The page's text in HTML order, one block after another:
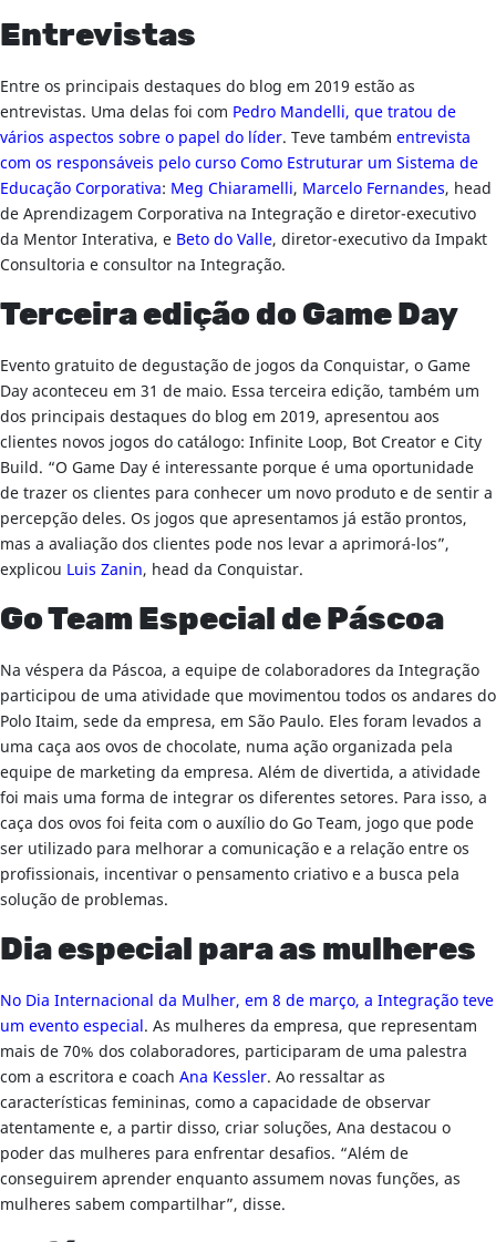
Entrevistas
Entre os principais destaques do blog em 2019 estão as
entrevistas. Uma delas foi com Pedro Mandelli, que tratou de
vários aspectos sobre o papel do líder. Teve também entrevista
com os responsáveis pelo curso Como Estruturar um Sistema de
Educação Corporativa: Meg Chiaramelli, Marcelo Fernandes, head
de Aprendizagem Corporativa na Integração e diretor-executivo
da Mentor Interativa, e Beto do Valle, diretor-executivo da Impakt
Consultoria e consultor na Integração.
Terceira edição do Game Day
Evento gratuito de degustação de jogos da Conquistar, o Game
Day aconteceu em 31 de maio. Essa terceira edição, também um
dos principais destaques do blog em 2019, apresentou aos
clientes novos jogos do catálogo: Infinite Loop, Bot Creator e City
Build. “O Game Day é interessante porque é uma oportunidade
de trazer os clientes para conhecer um novo produto e de sentir a
percepção deles. Os jogos que apresentamos já estão prontos,
mas a avaliação dos clientes pode nos levar a aprimorá-los”,
explicou Luis Zanin, head da Conquistar.
Go Team Especial de Páscoa
Na véspera da Páscoa, a equipe de colaboradores da Integração
participou de uma atividade que movimentou todos os andares do
Polo Itaim, sede da empresa, em São Paulo. Eles foram levados a
uma caça aos ovos de chocolate, numa ação organizada pela
equipe de marketing da empresa. Além de divertida, a atividade
foi mais uma forma de integrar os diferentes setores. Para isso, a
caça dos ovos foi feita com o auxílio do Go Team, jogo que pode
ser utilizado para melhorar a comunicação e a relação entre os
profissionais, incentivar o pensamento criativo e a busca pela
solução de problemas.
Dia especial para as mulheres
No Dia Internacional da Mulher, em 8 de março, a Integração teve
um evento especial. As mulheres da empresa, que representam
mais de 70% dos colaboradores, participaram de uma palestra
com a escritora e coach Ana Kessler. Ao ressaltar as
características femininas, como a capacidade de observar
atentamente e, a partir disso, criar soluções, Ana destacou o
poder das mulheres para enfrentar desafios. “Além de
conseguirem aprender enquanto assumem novas funções, as
mulheres sabem compartilhar”, disse.